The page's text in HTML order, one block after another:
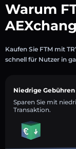
Warum
Kaufen Sie FTM mit
schnell für Nutzer in
Niedrige Gebühren
Sparen Sie mit
Transaktion.